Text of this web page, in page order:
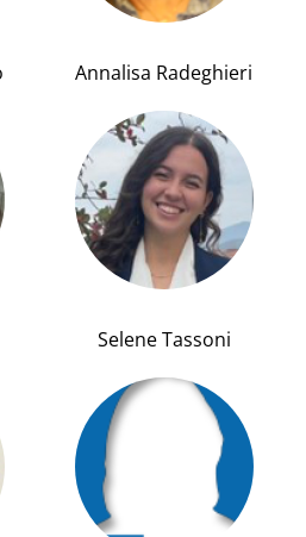
Annalisa Radeghieri
Selene Tassoni